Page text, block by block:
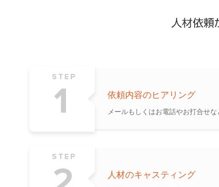
依頼内容のヒアリング
メールもしくはお電話やお打合せ
人材のキャスティング